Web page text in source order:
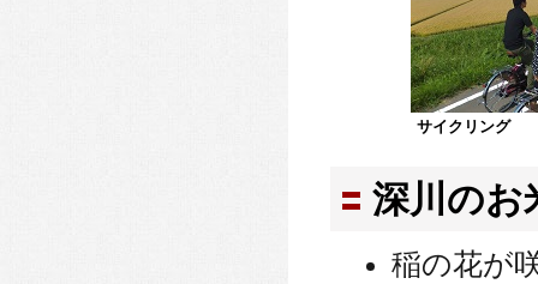
サイクリング
深川のお
稲の花が